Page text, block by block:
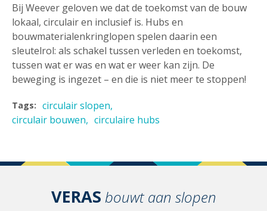
Bij Weever geloven we dat de toekomst van de bouw
lokaal, circulair en inclusief is. Hubs en
bouwmaterialenkringlopen spelen daarin een
sleutelrol: als schakel tussen verleden en toekomst,
tussen wat er was en wat er weer kan zijn. De
beweging is ingezet – en die is niet meer te stoppen!
Tags: circulair slopen
circulair bouwen
circulaire hubs
VERAS bouwt aan slopen